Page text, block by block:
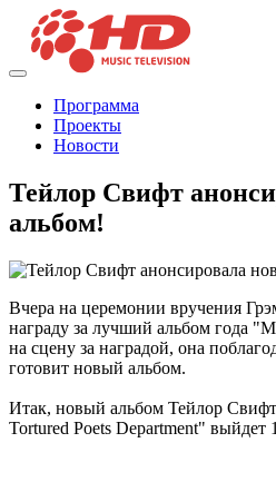
Программа
Проекты
Новости
Тейлор Свифт
альбом!
Вчера на церемонии вручения
награду за лучший альбом года
на сцену за наградой, она
готовит новый альбом.
Итак, новый альбом Тейлор
Tortured Poets Department" выйдет